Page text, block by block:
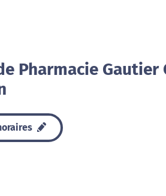
Pharmacie Gautier